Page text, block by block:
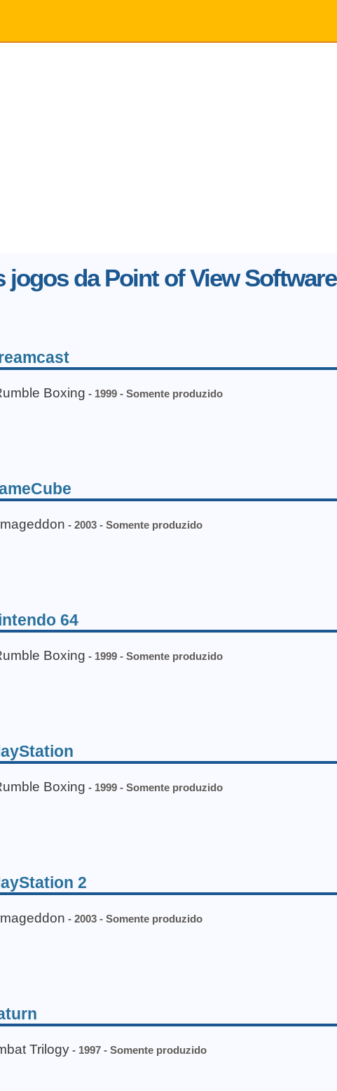
jogos da Point of View Software
Boxing - 1999 - Somente produzido
- 2003 - Somente produzido
64
Boxing - 1999 - Somente produzido
Boxing - 1999 - Somente produzido
2
- 2003 - Somente produzido
Trilogy- 1997 - Somente produzido